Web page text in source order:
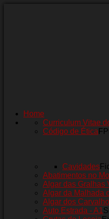
Home
Curriculum Vitae
Código de Ética
Cavidades
Abatimentos no
Algar das Gralhas
Algar da Malhada
Algar dos
Auto Estrada - A1